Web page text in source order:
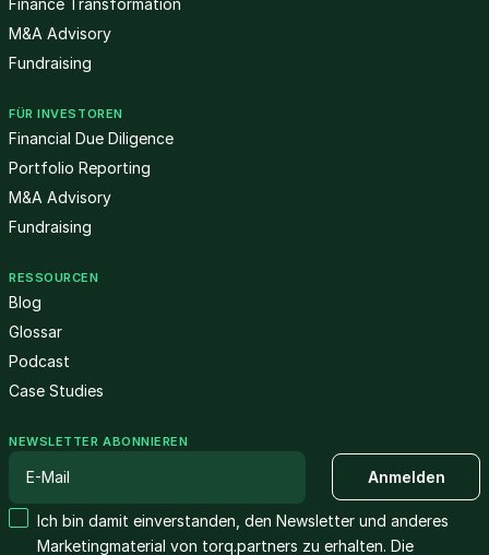
M&A Advisory
Fundraising
FÜR INVESTOREN
Financial Due Diligence
Portfolio Reporting
M&A Advisory
Fundraising
RESSOURCEN
Blog
Glossar
Podcast
Case Studies
NEWSLETTER ABONNIEREN
Ich bin damit einverstanden, den Newsletter und anderes
Marketingmaterial von torq.partners zu erhalten. Die